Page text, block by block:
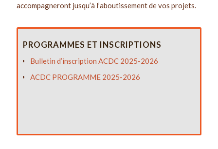
accompagneront jusqu’à l’aboutissement de vos projets.
PROGRAMMES ET INSCRIPTIONS
Bulletin d’inscription ACDC 2025-2026
ACDC PROGRAMME2025-2026